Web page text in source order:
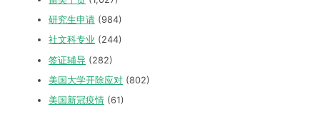
研究生申请 (984)
社文科专业 (244)
签证辅导 (282)
美国大学开除应对 (802)
美国新冠疫情 (61)